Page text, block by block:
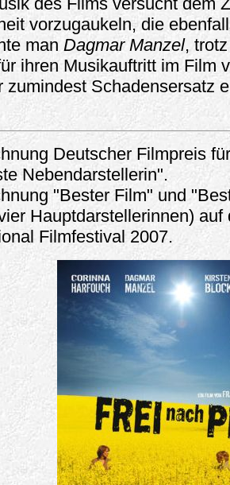
vorzugaukeln, die
man Dagmar Manzel,
ihren Musikauftritt im Film
zumindest Schadensersatz
Deutscher Filmpreis
Nebendarstellerin".
"Bester Film" und
Hauptdarstellerinnen) auf
Filmfestival 2007.